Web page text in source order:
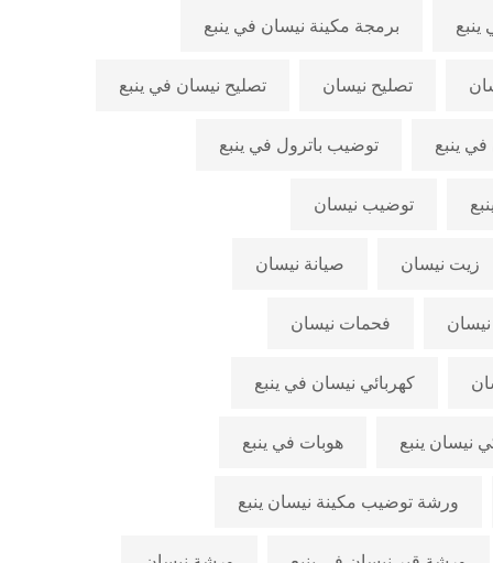
برمجة مكينة نيسان في ينبع
تصليح نيسان تصليح نيسان في ينبع
ينبع توضيب باترول في ينبع
توضيب نيسان
زيت نيسان صيانة نيسان
فحمات نيسان
كهربائي نيسان في ينبع
نيسان ينبع هوبات في ينبع
ورشة توضيب مكينة نيسان ينبع